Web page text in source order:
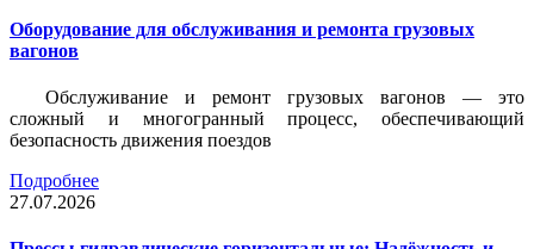
Оборудование для обслуживания и ремонта грузовых
вагонов
Обслуживание и ремонт грузовых вагонов — это
сложный и многогранный процесс, обеспечивающий
безопасность движения поездов
Подробнее
27.07.2026